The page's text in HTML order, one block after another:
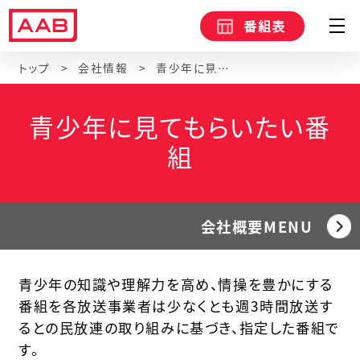
番組表
トップ 会社情報 青少年に見てもらいたい番組
青少年に見てもらいたい番
組
会社概要MENU
青少年の知識や理解力を高め、情操を豊かにする
番組を各放送事業者は少なくとも週3時間放送す
るとの民放連の取り組みに基づき、指定した番組で
す。